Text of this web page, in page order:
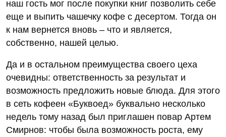
наш гость мог после покупки книг позволить себе
еще и выпить чашечку кофе с десертом. Тогда он
к нам вернется вновь – что и является,
собственно, нашей целью.
Да и в остальном преимущества своего цеха
очевидны: ответственность за результат и
возможность предложить новые блюда. Для этого
в сеть кофеен «Буквоед» буквально несколько
недель тому назад был приглашен повар Артем
Смирнов: чтобы была возможность роста, ему